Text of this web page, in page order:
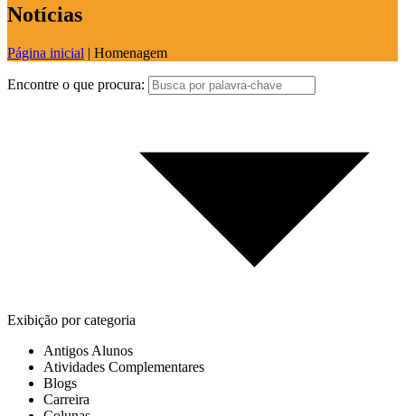
Notícias
Página inicial | Homenagem
Encontre o que procura:
Exibição por categoria
Antigos Alunos
Atividades Complementares
Blogs
Carreira